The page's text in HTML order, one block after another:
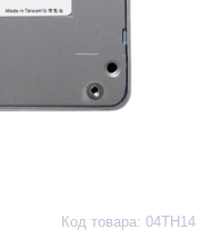
Код товара: 04TH14